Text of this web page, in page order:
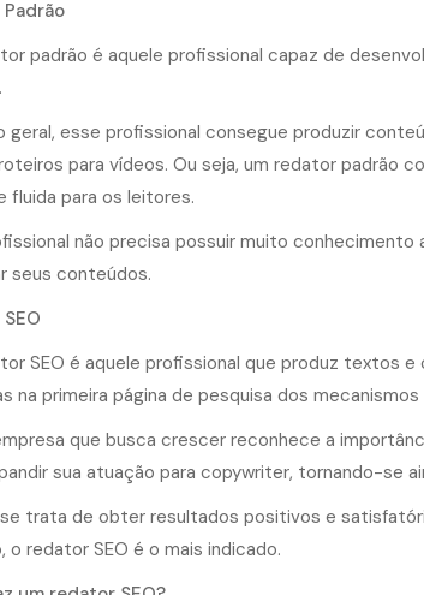
padrão é aquele profissional capaz de
geral, esse profissional consegue produzir
para vídeos. Ou seja, um redator padrão
fluida para os leitores.
não precisa possuir muito
seus conteúdos.
SEO é aquele profissional que produz textos
na primeira página de pesquisa dos
que busca crescer reconhece a
sua atuação para copywriter, tornando-se
trata de obter resultados positivos e
o redator SEO é o mais indicado.